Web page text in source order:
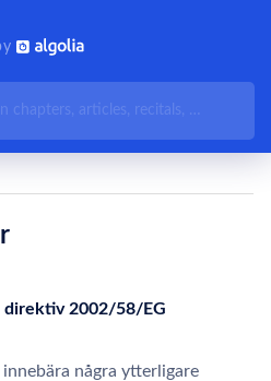
direktiv 2002/58/EG
några ytterligare